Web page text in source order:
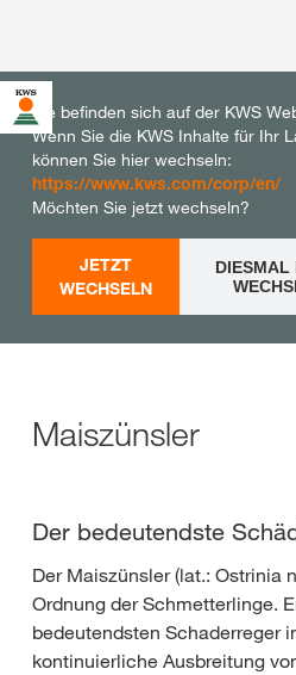
Sie befinden sich auf der KWS
Wenn Sie die KWS Inhalte für Ihr
können Sie hier wechseln:
https://www.kws.com/corp/en/
Möchten Sie jetzt wechseln?
JETZT
WECHSELN
DIESMAL
Maiszünsler
Der bedeutendste
Der Maiszünsler (lat.: Ostrinia
Ordnung der Schmetterlinge.
bedeutendsten Schaderreger
kontinuierliche Ausbreitung